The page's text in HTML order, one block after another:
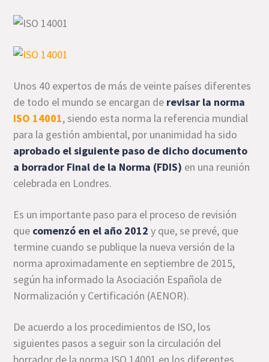
Unos 40 expertos de más de veinte países diferentes
de todo el mundo se encargan de revisar la norma
ISO 14001, siendo esta norma la referencia mundial
para la gestión ambiental, por unanimidad ha sido
aprobado el siguiente paso de dicho documento
a borrador Final de la Norma (FDIS) en una reunión
celebrada en Londres.
Es un importante paso para el proceso de revisión
que comenzó en el año 2012 y que, se prevé, que
termine cuando se publique la nueva versión de la
norma aproximadamente en septiembre de 2015,
según ha informado la Asociación Española de
Normalización y Certificación (AENOR).
De acuerdo a los procedimientos de ISO, los
siguientes pasos a seguir son la circulación del